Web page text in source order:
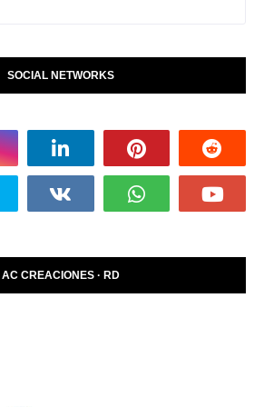
SOCIAL NETWORKS
AC CREACIONES · RD